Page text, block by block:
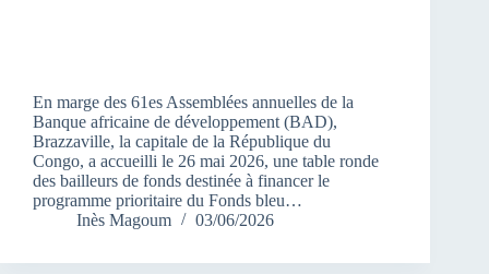
En marge des 61es Assemblées annuelles de la
Banque africaine de développement (BAD),
Brazzaville, la capitale de la République du
Congo, a accueilli le 26 mai 2026, une table ronde
des bailleurs de fonds destinée à financer le
programme prioritaire du Fonds bleu…
Inès Magoum
03/06/2026